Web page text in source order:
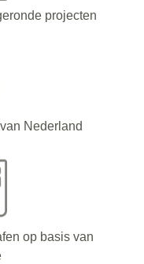
projecten
Nederland
op basis van